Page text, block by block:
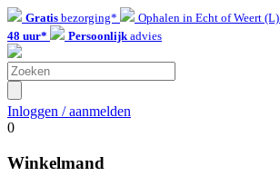
Gratis bezorging* Ophalen in Echt of Weert (L)
48 uur*
Persoonlijkadvies
Inloggen / aanmelden
0
Winkelmand